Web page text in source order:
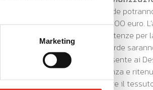
Marketing
delle imprese. Le aziende
di contributi fino a 350.000 euro.
lo sviluppo delle competenze per
per dipendente, le Pmi lombarde
e digitalizzazione. Ciò consente ai
i progetti valutati di eccellenza e
di qualità per rivitalizzare il